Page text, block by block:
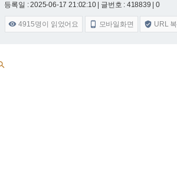
등록일 : 2025-06-17 21:02:10 | 글번호 : 418839 | 0
 4915명이 읽었어요  모바일화면  URL